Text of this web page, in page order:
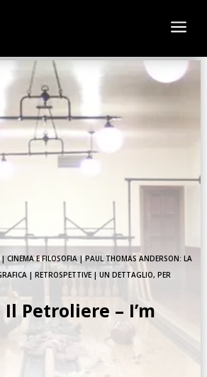
a
| CINEMA E FILOSOFIA| PAUL THOMAS ANDERSON: LA
| RETROSPETTIVE| UN DETTAGLIO, PER
Petroliere – I’m